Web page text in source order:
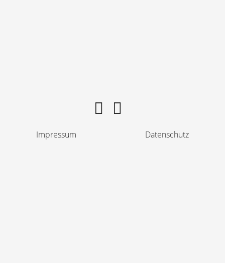
Impressum Datenschutz